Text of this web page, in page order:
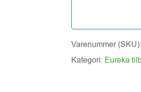
Varenummer (SKU):
Kategori: Eureka